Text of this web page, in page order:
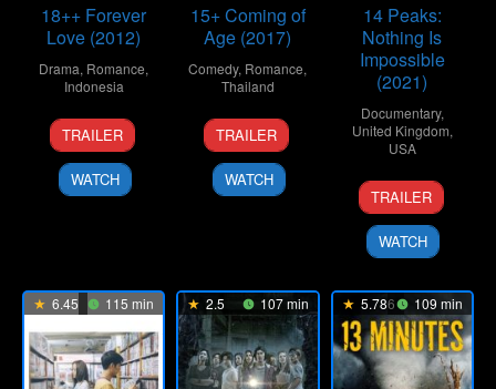
18++ Forever
Love (2012)
Drama, Romance,
Indonesia
12
Jul
2012
Nayato
Fio
Nuala
TRAILER
WATCH
15+ Coming of
Age (2017)
Comedy, Romance,
Thailand
3
Aug
2017
Naphat
Chitveerapat
TRAILER
WATCH
14 Peaks:
Nothing Is
Impossible
(2021)
Documentary,
United Kingdom,
USA
12
Nov
2021
Torquil
Jones
TRAILER
WATCH
6.45 115 min 2.5 107 min 5.786 109 min